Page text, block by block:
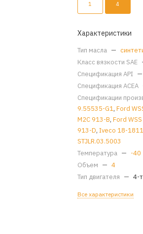
1 4
Характеристики
Тип масла —
Класс вязкости SAE
Спецификация API —
Спецификация ACEA
Спецификации
9.55535-G1,Ford
M2C 913-B,Ford
913-D,Iveco 18-
STJLR.03.5003
Температура — -40
Объем — 4
Тип двигателя — 4-
Все характеристики